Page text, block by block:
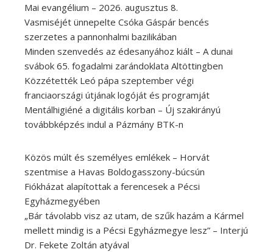
Mai evangélium – 2026. augusztus 8.
Vasmiséjét ünnepelte Csóka Gáspár bencés
szerzetes a pannonhalmi bazilikában
Minden szenvedés az édesanyához kiált – A dunai
svábok 65. fogadalmi zarándoklata Altöttingben
Közzétették Leó pápa szeptember végi
franciaországi útjának logóját és programját
Mentálhigiéné a digitális korban – Új szakirányú
továbbképzés indul a Pázmány BTK-n
Közös múlt és személyes emlékek – Horvát
szentmise a Havas Boldogasszony-búcsún
Fiókházat alapítottak a ferencesek a Pécsi
Egyházmegyében
„Bár távolabb visz az utam, de szűk hazám a Kármel
mellett mindig is a Pécsi Egyházmegye lesz” – Interjú
Dr. Fekete Zoltán atyával